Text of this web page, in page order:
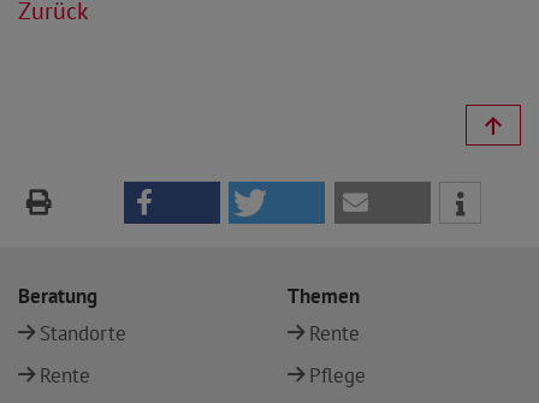
Zurück
Beratung
Standorte
Rente
Themen
Rente
Pflege